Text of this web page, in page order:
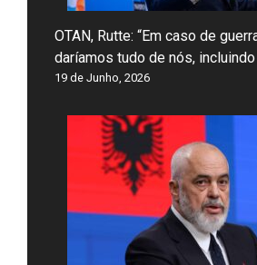
OTAN, Rutte: “Em caso de
daríamos tudo de nós, incluindo
19 de Junho, 2026